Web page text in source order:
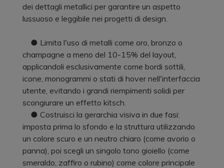
dei dettagli metallici per garantire un aspetto
lussuoso e leggibile nei progetti di design.
● Limita l'uso di metalli come oro, bronzo o
champagne a meno del 10-15% del layout,
applicandoli esclusivamente come bordi sottili,
icone, monogrammi o stati di hover nell'interfaccia
utente, evitando i grandi riempimenti solidi per
scongiurare un effetto kitsch.
● Costruisci la gerarchia visiva in due fasi:
imposta prima lo sfondo e la struttura utilizzando
un colore scuro e un neutro chiaro (come avorio o
panna), poi scegli un singolo tono gioiello (come
smeraldo, zaffiro o rubino) come colore principale